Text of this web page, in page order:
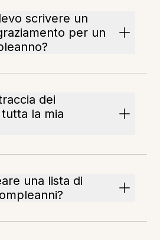
scrivere un
per un
dei
la mia
una lista di